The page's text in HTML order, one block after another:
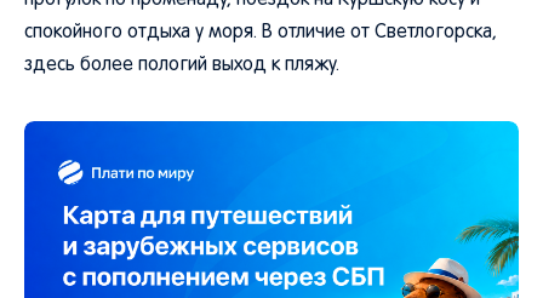
спокойного отдыха у моря. В отличие от Светлогорска,
здесь более пологий выход к пляжу.